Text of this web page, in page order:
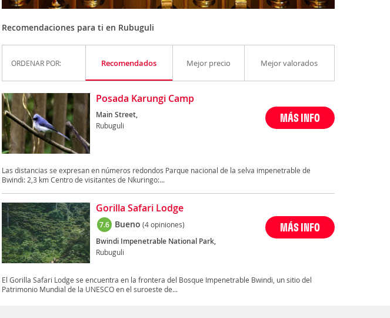
Recomendaciones para ti en Rubuguli
ORDENAR POR: Recomendados Mejor precio Mejor valorados
Posada Karungi Camp
Main Street,
Rubuguli
MÁS INFO
Las distancias se expresan en números redondos Parque nacional de la selva impenetrable de
Bwindi: 2,3 km Centro de visitantes de Nkuringo:...
Gorilla Safari Lodge
7.6 Bueno (4 opiniones)
Bwindi Impenetrable National Park,
Rubuguli
MÁS INFO
El Gorilla Safari Lodge se encuentra en la frontera del Bosque Impenetrable Bwindi, un sitio del
Patrimonio Mundial de la UNESCO en el suroeste de...